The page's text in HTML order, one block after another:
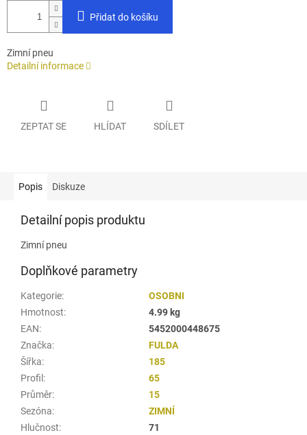
Přidat do košíku
Zimní pneu
Detailní informace
ZEPTAT SE HLÍDAT SDÍLET
Popis Diskuze
Detailní popis produktu
Zimní pneu
Doplňkové parametry
Kategorie:
OSOBNI
Hmotnost:
4.99 kg
EAN:
5452000448675
Značka:
FULDA
Šířka:
185
Profil :
65
Průměr:
15
Sezóna:
ZIMNÍ
Hlučnost:
71